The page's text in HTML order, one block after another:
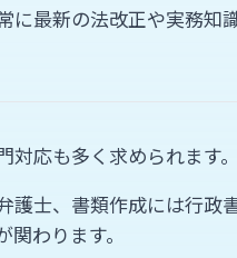
に最新の法改正や実務知
応も多く求められます。
護士、書類作成には行政
わります。